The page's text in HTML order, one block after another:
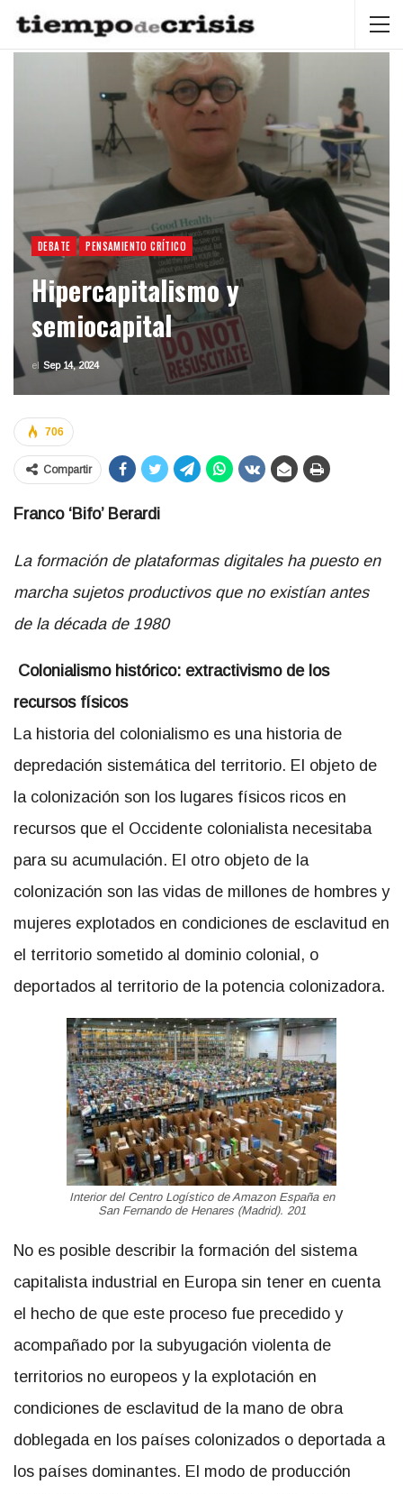
DEBATE PENSAMIENTO CRÍTICO
Hipercapitalismo y
semiocapital
el Sep 14, 2024
706
Compartir
Franco ‘Bifo’ Berardi
La formación de plataformas digitales ha puesto en
marcha sujetos productivos que no existían antes
de la década de 1980
Colonialismo histórico: extractivismo de los
recursos físicos
La historia del colonialismo es una historia de
depredación sistemática del territorio. El objeto de
la colonización son los lugares físicos ricos en
recursos que el Occidente colonialista necesitaba
para su acumulación. El otro objeto de la
colonización son las vidas de millones de hombres y
mujeres explotados en condiciones de esclavitud en
el territorio sometido al dominio colonial, o
deportados al territorio de la potencia colonizadora.
Interior del Centro Logístico de Amazon España en
San Fernando de Henares (Madrid). 201
No es posible describir la formación del sistema
capitalista industrial en Europa sin tener en cuenta
el hecho de que este proceso fue precedido y
acompañado por la subyugación violenta de
territorios no europeos y la explotación en
condiciones de esclavitud de la mano de obra
doblegada en los países colonizados o deportada a
los países dominantes. El modo de producción